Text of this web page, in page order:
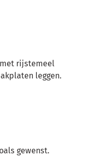
rijstemeel
leggen.
gewenst.